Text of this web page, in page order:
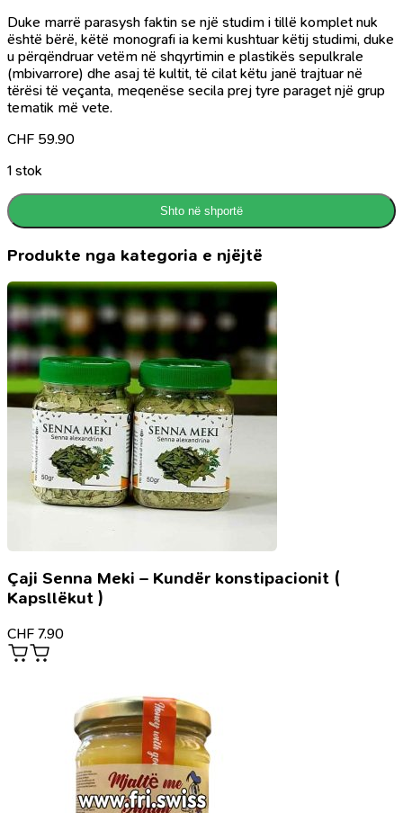
Duke marrë parasysh faktin se një studim i tillë komplet nuk
është bërë, këtë monografi ia kemi kushtuar këtij studimi, duke
u përqëndruar vetëm në shqyrtimin e plastikës sepulkrale
(mbivarrore) dhe asaj të kultit, të cilat këtu janë trajtuar në
tërësi të veçanta, meqenëse secila prej tyre paraget një grup
tematik më vete.
CHF 59.90
1 stok
Shto në shportë
Produkte nga kategoria e njëjtë
Çaji Senna Meki – Kundër konstipacionit (
Kapsllëkut )
CHF 7.90